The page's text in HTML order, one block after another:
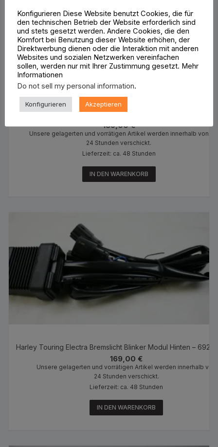
Harley Fußrastenhalter Rechts ( Footrest Support RH 42481-
189,00€
Unsere gelagerten und vorrätigen Artikel werden innerhalb von
24 Stunden verschickt.
Lieferzeit: ca. 48 Stunden
IN DEN WARENKORB
Harley Touring Electra Bremslicht Blinker Modul Hinten –
169,00 €
Unsere gelagerten und vorrätigen Artikel werden innerhalb von
24 Stunden verschickt.
Lieferzeit: ca. 48 Stunden
IN DEN WARENKORB
Konfigurieren Diese Website benutzt Cookies, die für
den technischen Betrieb der Website erforderlich sind
und stets gesetzt werden. Andere Cookies, die den
Komfort bei Benutzung dieser Website erhöhen, der
Direktwerbung dienen oder die Interaktion mit anderen
Websites und sozialen Netzwerken vereinfachen
sollen, werden nur mit Ihrer Zustimmung gesetzt. Mehr
Informationen
Do not sell my personal information.
Konfigurieren Akzeptieren